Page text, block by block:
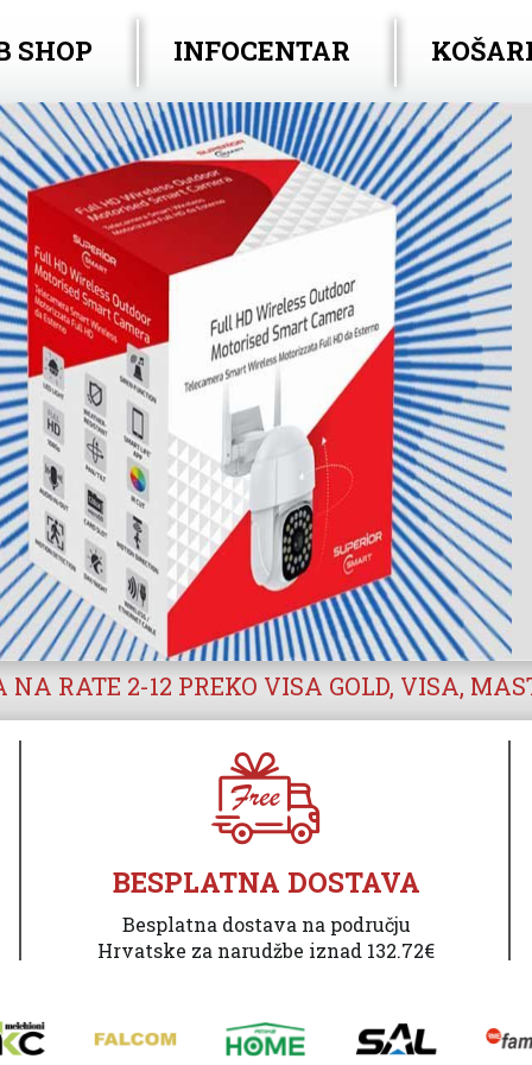
SHOP INFOCENTAR
NA RATE 2-12 PREKO VISA GOLD, VISA,
BESPLATNA DOSTAVA
Besplatna dostava na području
Hrvatske za narudžbe iznad 132.72€